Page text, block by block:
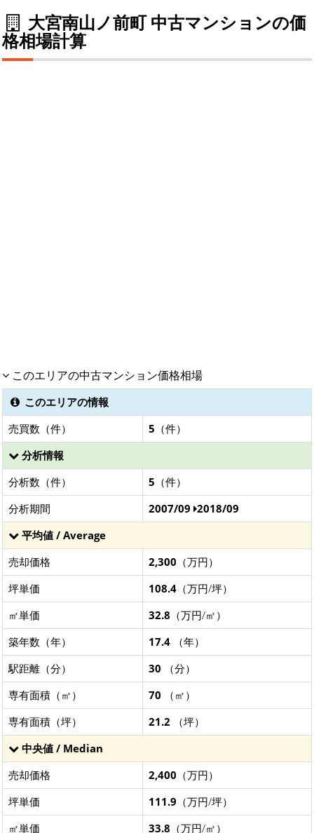
大宮南山ノ前町 中古マンションの価
格相場計算
このエリアの中古マンション価格相場
このエリアの情報
売買数（件）
5 （件）
分析情報
分析数（件）
5 （件）
分析期間
2007/09 2018/09
平均値 / Average
売却価格
2,300 （万円）
坪単価
108.4 （万円/坪）
㎡単価
32.8 （万円/㎡）
築年数（年）
17.4 （年）
駅距離（分）
30 （分）
専有面積（㎡）
70 （㎡）
専有面積（坪）
21.2 （坪）
中央値 / Median
売却価格
2,400 （万円）
坪単価
111.9 （万円/坪）
㎡単価
33.8 （万円/㎡）